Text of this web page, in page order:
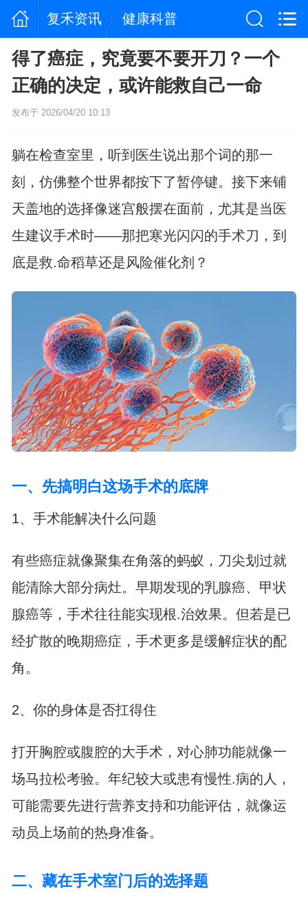
复禾资讯 健康科普
得了癌症，究竟要不要开刀？一个
正确的决定，或许能救自己一命
发布于 2026/04/20 10:13
躺在检查室里，听到医生说出那个词的那一
刻，仿佛整个世界都按下了暂停键。接下来铺
天盖地的选择像迷宫般摆在面前，尤其是当医
生建议手术时——那把寒光闪闪的手术刀，到
底是救.命稻草还是风险催化剂？
一、先搞明白这场手术的底牌
1、手术能解决什么问题
有些癌症就像聚集在角落的蚂蚁，刀尖划过就
能清除大部分病灶。早期发现的乳腺癌、甲状
腺癌等，手术往往能实现根.治效果。但若是已
经扩散的晚期癌症，手术更多是缓解症状的配
角。
2、你的身体是否扛得住
打开胸腔或腹腔的大手术，对心肺功能就像一
场马拉松考验。年纪较大或患有慢性.病的人，
可能需要先进行营养支持和功能评估，就像运
动员上场前的热身准备。
二、藏在手术室门后的选择题